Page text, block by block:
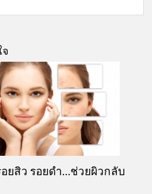
ยสิว รอยดำ…ช่วยผิวกลับ